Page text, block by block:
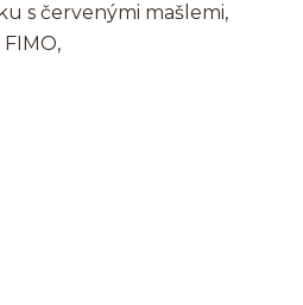
s červenými mašlemi,